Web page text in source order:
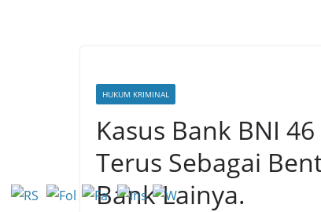
HUKUM KRIMINAL
Kasus Bank BNI
Terus Sebagai
Bank Lainya.